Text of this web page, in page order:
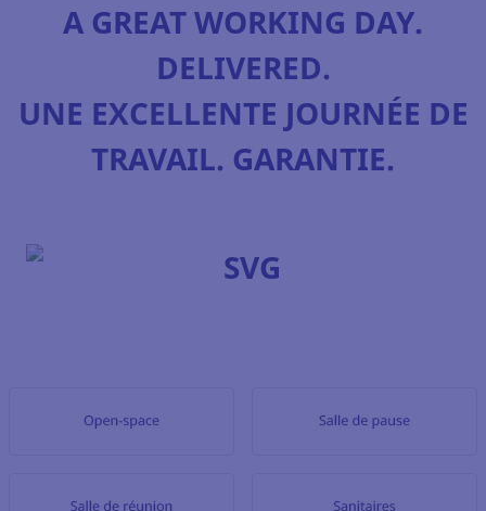
A GREAT WORKING DAY.
DELIVERED.
UNE EXCELLENTE JOURNÉE DE
TRAVAIL. GARANTIE.